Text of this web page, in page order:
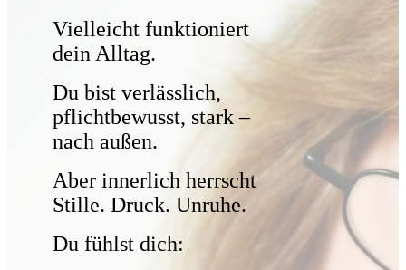
Vielleicht funktioniert
dein Alltag.
Du bist verlässlich,
pflichtbewusst, stark –
nach außen.
Aber innerlich herrscht
Stille. Druck. Unruhe.
Du fühlst dich: